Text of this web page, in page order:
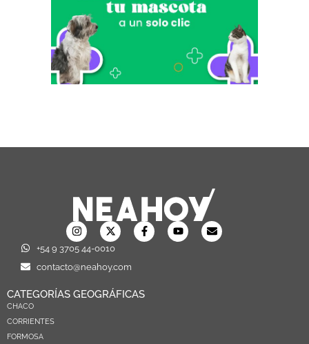
+54 9 3705 44-0010
contacto@neahoy.com
CATEGORÍAS GEOGRÁFICAS
CHACO
CORRIENTES
FORMOSA